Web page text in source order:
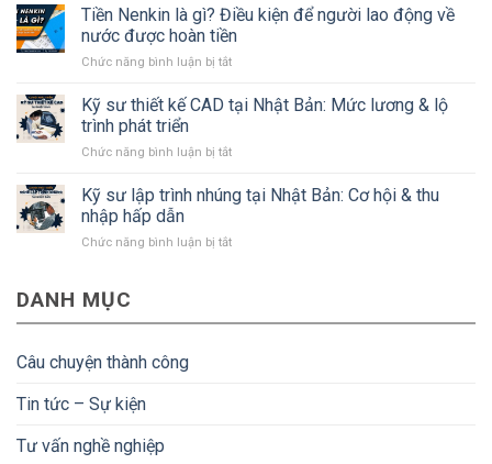
Nhật
Bản
#Bạn
biết
sư
xây
dựng
Nhật
Lương,
và
kiện
Tiền Nenkin là gì? Điều kiện để người lao động về
nước được hoàn tiền
Chức năng bình luận bị tắtở
Nenkin
là
Điều
để
động
hoàn
Kỹ sư thiết kế CAD tại Nhật Bản: Mức lương & lộ
trình phát triển
Chức năng bình luận bị tắtở
sư
thiết
CAD
Mức
Kỹ sư lập trình nhúng tại Nhật Bản: Cơ hội & thu
nhập hấp dẫn
Chức năng bình luận bị tắtở
DANH MỤC
Câu chuyện thành công
Tin tức – Sự kiện
Tư vấn nghề nghiệp